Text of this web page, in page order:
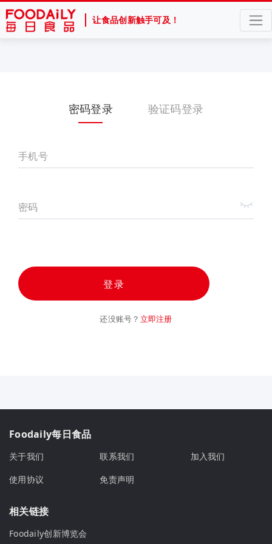
让食品创新触手可及！
密码登录 验证码登录
手机号
密码
登录
还没账号？ 立即注册
Foodaily每日食品
关于我们 联系我们
加入我们
使用协议
免责声明
相关链接
Foodaily创新博览会